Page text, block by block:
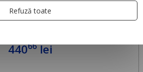
44066lei
Refuză toate